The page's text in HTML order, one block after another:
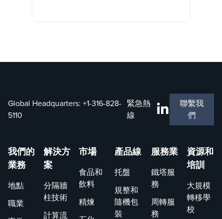
Global Headquarters: +1-316-828-
5110
緊急熱
線
聯繫我
們
我們的
業務
地點
職業
解決方
案
分隔牆
柱技術
計算流
市場
食品和
飲料
精煉
產品線
托盤
規整和
隨機包
裝
服務業
鐵塔服
務
周轉服
務
資源和
培訓
大規模
轉移學
校